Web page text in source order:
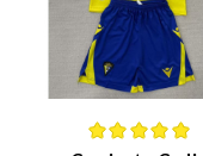
Ligue 1
Otras Ligas